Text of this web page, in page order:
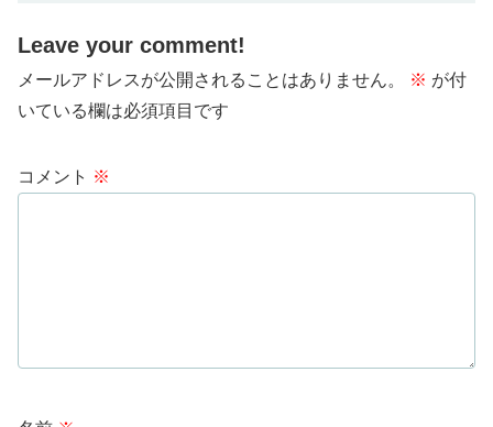
Leave your comment!
メールアドレスが公開されることはありません。 ※ が付
いている欄は必須項目です
コメント ※